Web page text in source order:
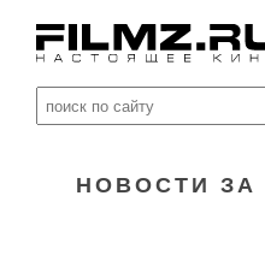
НОВОСТИ ЗА